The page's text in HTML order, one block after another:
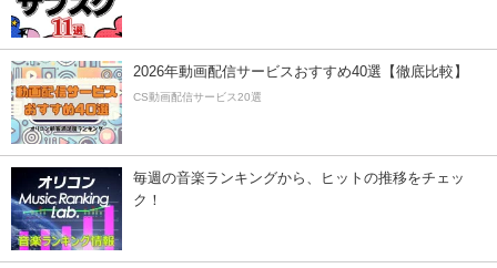
2026年動画配信サービスおすすめ40選【徹底比較】
CS動画配信サービス20選
毎週の音楽ランキングから、ヒットの推移をチェッ
ク！